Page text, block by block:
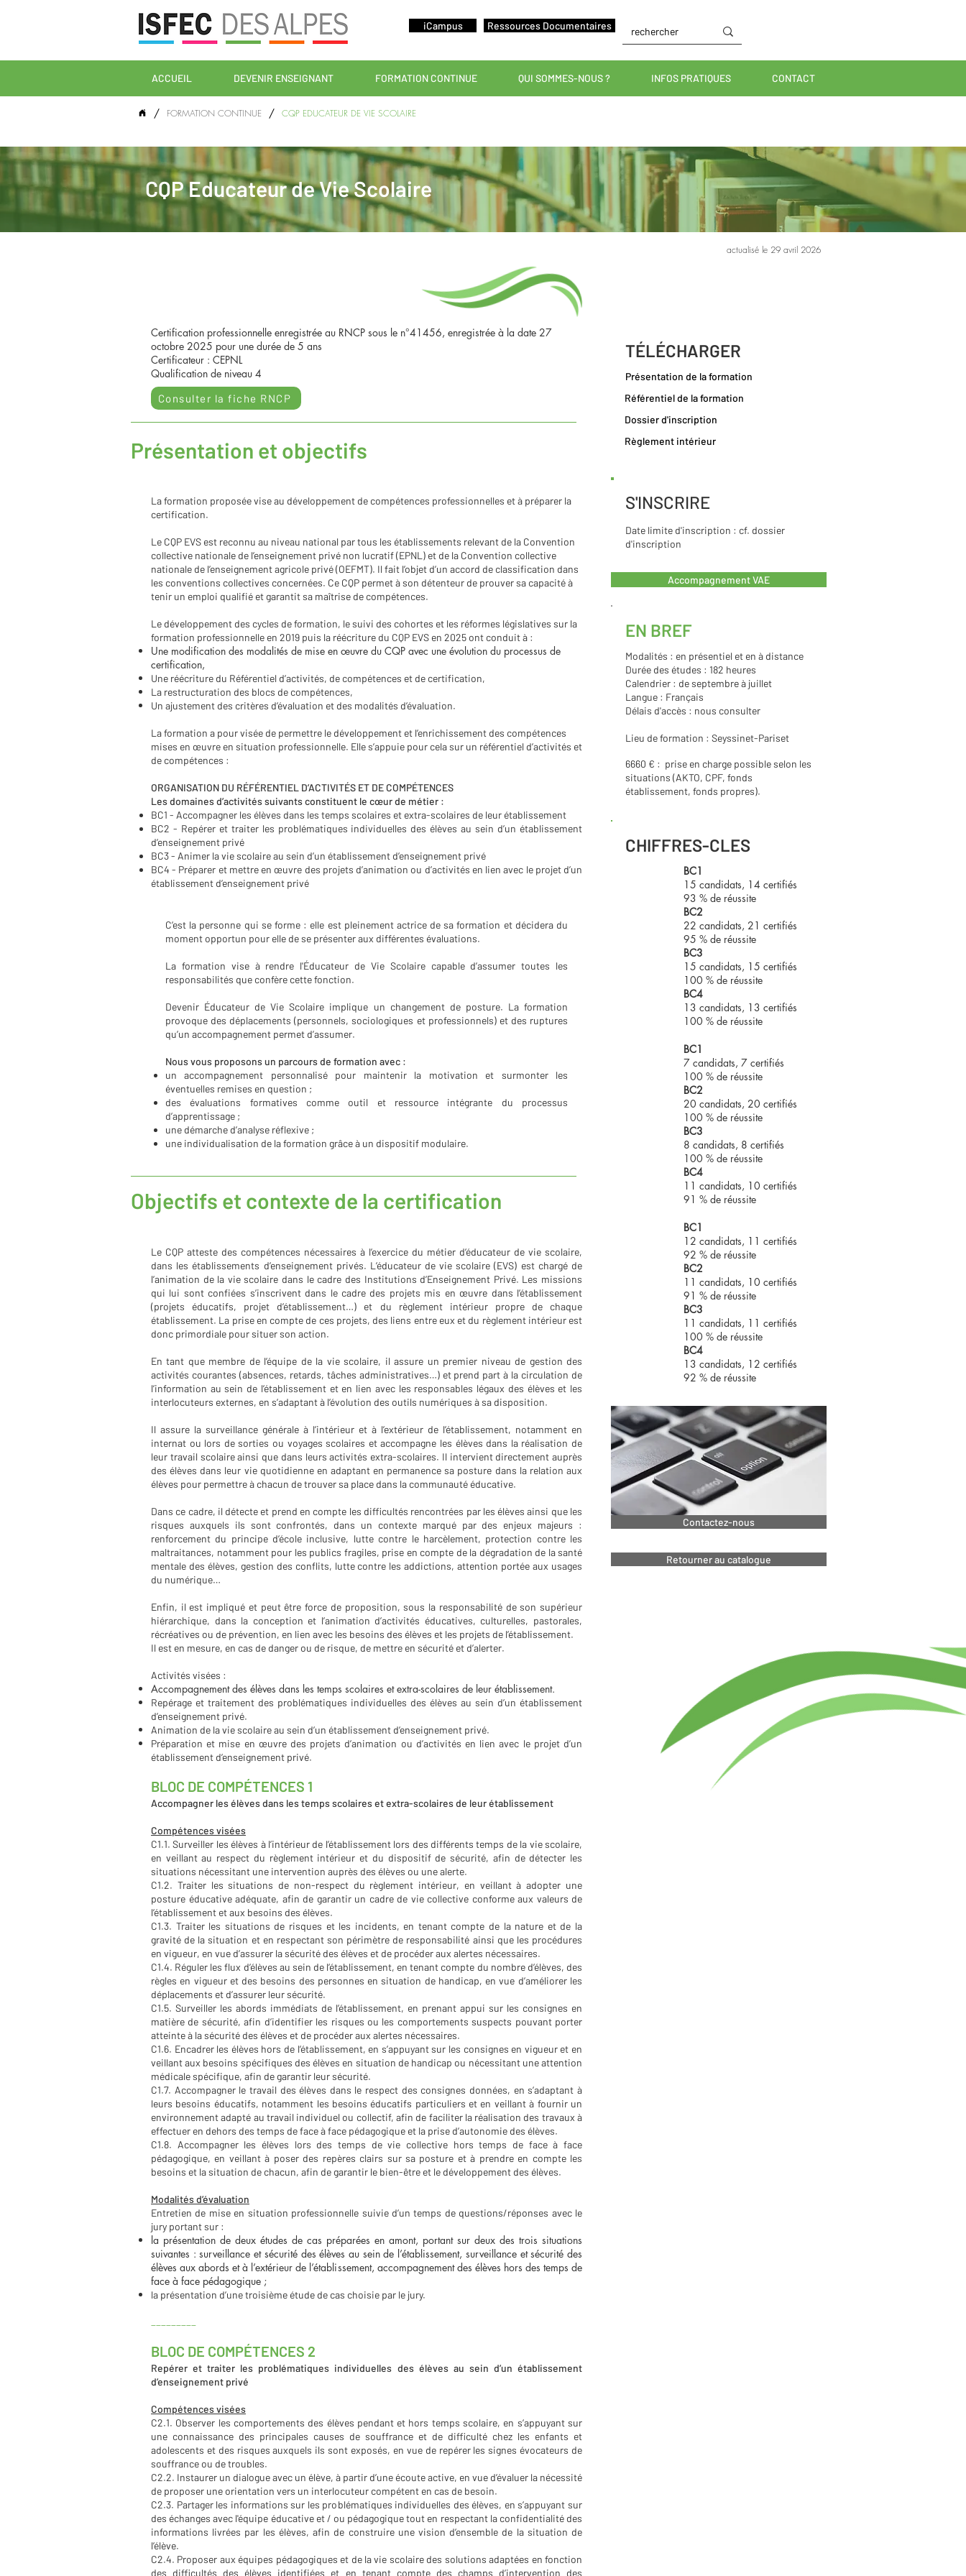
iCampus
Ressources Documentaires
ACCUEIL DEVENIR ENSEIGNANT FORMATION CONTINUE QUI SOMMES-NOUS ? INFOS PRATIQUES CONTACT
CQP Educateur de Vie Scolaire
actualisé le 29 avril 2026
Certification professionnelle enregistrée au RNCP sous le n°41456, enregistrée à la date 27
octobre 2025 pour une durée de 5 ans
Certificateur : CEPNL
Qualification de niveau 4
Consulter la fiche RNCP
Présentation et objectifs
La formation proposée vise au développement de compétences professionnelles et à préparer la
certification.
Le CQP EVS est reconnu au niveau national par tous les établissements relevant de la Convention
collective nationale de l’enseignement privé non lucratif (EPNL) et de la Convention collective
nationale de l’enseignement agricole privé (OEFMT). Il fait l’objet d’un accord de classification dans
les conventions collectives concernées. Ce CQP permet à son détenteur de prouver sa capacité à
tenir un emploi qualifié et garantit sa maîtrise de compétences.
Le développement des cycles de formation, le suivi des cohortes et les réformes législatives sur la
formation professionnelle en 2019 puis la réécriture du CQP EVS en 2025 ont conduit à :
Une modification des modalités de mise en œuvre du CQP avec une évolution du processus de
certification,
Une réécriture du Référentiel d’activités, de compétences et de certification,
La restructuration des blocs de compétences,
Un ajustement des critères d’évaluation et des modalités d’évaluation.
L a formation a pour visée de permettre le développement et l’enrichissement des compétences
mises en œuvre en situation professionnelle. Elle s’appuie pour cela sur un référentiel d’activités et
de compétences :
ORGANISATION DU RÉFÉRENTIEL D’ACTIVITÉS ET DE COMPÉTENCES
Les domaines d’activités suivants constituent le cœur de métier :
BC1 - Accompagner les élèves dans les temps scolaires et extra-scolaires de leur établissement
BC2 - Repérer et traiter les problématiques individuelles des élèves au sein d’un établissement
d’enseignement privé
BC3 - Animer la vie scolaire au sein d’un établissement d’enseignement privé
BC4 - Préparer et mettre en œuvre des projets d’animation ou d’activités en lien avec le projet d’un
établissement d’enseignement privé
C’est la personne qui se forme : elle est pleinement actrice de sa formation et décidera du
moment opportun pour elle de se présenter aux différentes évaluations.
La formation vise à rendre l'Éducateur de Vie Scolaire capable d’assumer toutes les
responsabilités que confère cette fonction.
Devenir Éducateur de Vie Scolaire implique un changement de posture. La formation
provoque des déplacements (personnels, sociologiques et professionnels) et des ruptures
qu’un accompagnement permet d’assumer.
Nous vous proposons un parcours de formation avec :
un accompagnement personnalisé pour maintenir la motivation et surmonter les
éventuelles remises en question ;
des évaluations formatives comme outil et ressource intégrante du processus
d’apprentissage ;
une démarche d’analyse réflexive ;
une individualisation de la formation grâce à un dispositif modulaire.
Objectifs et contexte de la certification
Le CQP atteste des compétences nécessaires à l’exercice du métier d’éducateur de vie scolaire,
dans les établissements d’enseignement privés. L’éducateur de vie scolaire (EVS) est chargé de
l’animation de la vie scolaire dans le cadre des Institutions d’Enseignement Privé. Les missions
qui lui sont confiées s’inscrivent dans le cadre des projets mis en œuvre dans l’établissement
(projets éducatifs, projet d’établissement…) et du règlement intérieur propre de chaque
établissement. La prise en compte de ces projets, des liens entre eux et du règlement intérieur est
donc primordiale pour situer son action.
En tant que membre de l’équipe de la vie scolaire, il assure un premier niveau de gestion des
activités courantes (absences, retards, tâches administratives…) et prend part à la circulation de
l’information au sein de l’établissement et en lien avec les responsables légaux des élèves et les
interlocuteurs externes, en s’adaptant à l’évolution des outils numériques à sa disposition.
Il assure la surveillance générale à l’intérieur et à l’extérieur de l’établissement, notamment en
internat ou lors de sorties ou voyages scolaires et accompagne les élèves dans la réalisation de
leur travail scolaire ainsi que dans leurs activités extra-scolaires. Il intervient directement auprès
des élèves dans leur vie quotidienne en adaptant en permanence sa posture dans la relation aux
élèves pour permettre à chacun de trouver sa place dans la communauté éducative.
Dans ce cadre, il détecte et prend en compte les difficultés rencontrées par les élèves ainsi que les
risques auxquels ils sont confrontés, dans un contexte marqué par des enjeux majeurs :
renforcement du principe d’école inclusive, lutte contre le harcèlement, protection contre les
maltraitances, notamment pour les publics fragiles, prise en compte de la dégradation de la santé
mentale des élèves, gestion des conflits, lutte contre les addictions, attention portée aux usages
du numérique…
Enfin, il est impliqué et peut être force de proposition, sous la responsabilité de son supérieur
hiérarchique, dans la conception et l’animation d’activités éducatives, culturelles, pastorales,
récréatives ou de prévention, en lien avec les besoins des élèves et les projets de l’établissement.
Il est en mesure, en cas de danger ou de risque, de mettre en sécurité et d’alerter.
Activités visées :
Accompagnement des élèves dans les temps scolaires et extra-scolaires de leur établissement.
Repérage et traitement des problématiques individuelles des élèves au sein d’un établissement
d’enseignement privé.
Animation de la vie scolaire au sein d’un établissement d’enseignement privé.
Préparation et mise en œuvre des projets d’animation ou d’activités en lien avec le projet d’un
établissement d’enseignement privé.
BLOC DE COMPÉTENCES 1
Accompagner les élèves dans les temps scolaires et extra-scolaires de leur établissement
Compétences visées
C1.1. Surveiller les élèves à l’intérieur de l’établissement lors des différents temps de la vie scolaire,
en veillant au respect du règlement intérieur et du dispositif de sécurité, afin de détecter les
situations nécessitant une intervention auprès des élèves ou une alerte.
C1.2. Traiter les situations de non-respect du règlement intérieur, en veillant à adopter une
posture éducative adéquate, afin de garantir un cadre de vie collective conforme aux valeurs de
l’établissement et aux besoins des élèves.
C1.3. Traiter les situations de risques et les incidents, en tenant compte de la nature et de la
gravité de la situation et en respectant son périmètre de responsabilité ainsi que les procédures
en vigueur, en vue d’assurer la sécurité des élèves et de procéder aux alertes nécessaires.
C1.4. Réguler les flux d’élèves au sein de l’établissement, en tenant compte du nombre d’élèves, des
règles en vigueur et des besoins des personnes en situation de handicap, en vue d’améliorer les
déplacements et d’assurer leur sécurité.
C1.5. Surveiller les abords immédiats de l’établissement, en prenant appui sur les consignes en
matière de sécurité, afin d’identifier les risques ou les comportements suspects pouvant porter
atteinte à la sécurité des élèves et de procéder aux alertes nécessaires.
C1.6. Encadrer les élèves hors de l’établissement, en s’appuyant sur les consignes en vigueur et en
veillant aux besoins spécifiques des élèves en situation de handicap ou nécessitant une attention
médicale spécifique, afin de garantir leur sécurité.
C1.7. Accompagner le travail des élèves dans le respect des consignes données, en s’adaptant à
leurs besoins éducatifs, notamment les besoins éducatifs particuliers et en veillant à fournir un
environnement adapté au travail individuel ou collectif, afin de faciliter la réalisation des travaux à
effectuer en dehors des temps de face à face pédagogique et la prise d’autonomie des élèves.
C1.8. Accompagner les élèves lors des temps de vie collective hors temps de face à face
pédagogique, en veillant à poser des repères clairs sur sa posture et à prendre en compte les
besoins et la situation de chacun, afin de garantir le bien-être et le développement des élèves.
Modalités d’évaluation
Entretien de mise en situation professionnelle suivie d’un temps de questions/réponses avec le
jury portant sur :
la présentation de deux études de cas préparées en amont, portant sur deux des trois situations
suivantes : surveillance et sécurité des élèves au sein de l’établissement, surveillance et sécurité des
élèves aux abords et à l’extérieur de l’établissement, accompagnement des élèves hors des temps de
face à face pédagogique ;
la présentation d’une troisième étude de cas choisie par le jury.
BLOC DE COMPÉTENCES 2
Repérer et traiter les problématiques individuelles des élèves au sein d’un établissement
d’enseignement privé
Compétences visées
C2.1. Observer les comportements des élèves pendant et hors temps scolaire, en s’appuyant sur
une connaissance des principales causes de souffrance et de difficulté chez les enfants et
adolescents et des risques auxquels ils sont exposés, en vue de repérer les signes évocateurs de
souffrance ou de troubles.
C2.2. Instaurer un dialogue avec un élève, à partir d’une écoute active, en vue d’évaluer la nécessité
de proposer une orientation vers un interlocuteur compétent en cas de besoin.
C2.3. Partager les informations sur les problématiques individuelles des élèves, en s’appuyant sur
des échanges avec l'équipe éducative et / ou pédagogique tout en respectant la confidentialité des
informations livrées par les élèves, afin de construire une vision d’ensemble de la situation de
l’élève.
C2.4. Proposer aux équipes pédagogiques et de la vie scolaire des solutions adaptées en fonction
des difficultés des élèves identifiées et en tenant compte des champs d’intervention des
TÉLÉCHARGER
Présentation de la formation
Référentiel de la formation
Dossier d'inscription
Règlement intérieur
S'INSCRIRE
Date limite d'inscription : cf. dossier
d'inscription
Accompagnement VAE
EN BREF
Modalités : en présentiel et en à distance
Durée des études : 182 heures
Calendrier : de septembre à juillet
Langue : Français
Délais d'accès : nous consulter
Lieu de formation : Seyssinet-Pariset
6660 € : prise en charge possible selon les
situations (AKTO, CPF, fonds
établissement, fonds propres).
CHIFFRES-CLES
BC1
15 candidats, 14 certifiés
93 % de réussite
BC2
22 candidats, 21 certifiés
95 % de réussite
BC3
15 candidats, 15 certifiés
100 % de réussite
BC4
13 candidats, 13 certifiés
100 % de réussite
BC1
7 candidats, 7 certifiés
100 % de réussite
BC2
20 candidats, 20 certifiés
100 % de réussite
BC3
8 candidats, 8 certifiés
100 % de réussite
BC4
11 candidats, 10 certifiés
91 % de réussite
BC1
12 candidats, 11 certifiés
92 % de réussite
BC2
11 candidats, 10 certifiés
91 % de réussite
BC3
11 candidats, 11 certifiés
100 % de réussite
BC4
13 candidats, 12 certifiés
92 % de réussite
Contactez-nous
Retourner au catalogue
/ FORMATION CONTINUE / CQP EDUCATEUR DE VIE SCOLAIRE